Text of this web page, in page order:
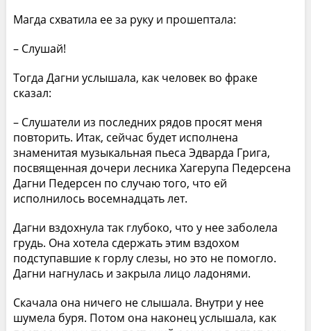
Магда схватила ее за руку и прошептала:
– Слушай!
Тогда Дагни услышала, как человек во фраке
сказал:
– Слушатели из последних рядов просят меня
повторить. Итак, сейчас будет исполнена
знаменитая музыкальная пьеса Эдварда Грига,
посвященная дочери лесника Хагерупа Педерсена
Дагни Педерсен по случаю того, что ей
исполнилось восемнадцать лет.
Дагни вздохнула так глубоко, что у нее заболела
грудь. Она хотела сдержать этим вздохом
подступавшие к горлу слезы, но это не помогло.
Дагни нагнулась и закрыла лицо ладонями.
Скачала она ничего не слышала. Внутри у нее
шумела буря. Потом она наконец услышала, как